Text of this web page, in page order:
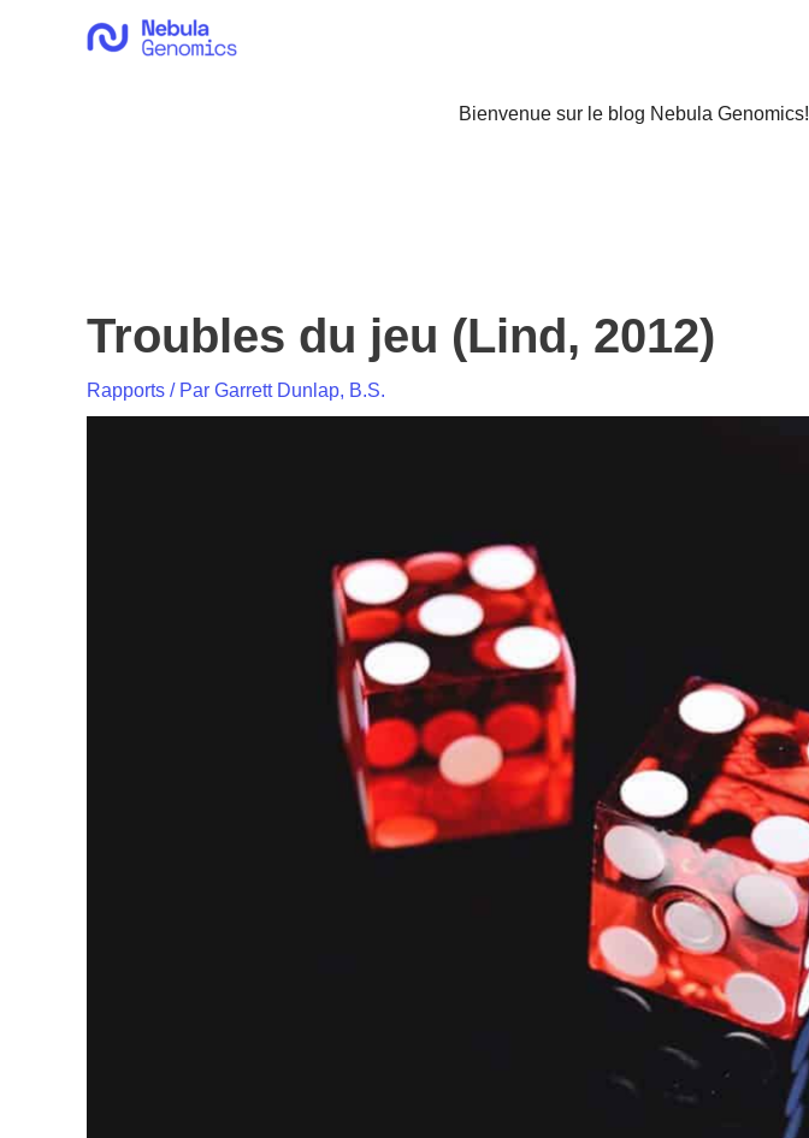
Bienvenue sur le blog Nebula Genomics!
Troubles du jeu (Lind, 2012)
Rapports / Par Garrett Dunlap, B.S.